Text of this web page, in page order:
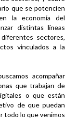
que se potencien
la economía del
distintas líneas
sectores,
vinculados a la
acompañar
que trabajan de
o que están
de que puedan
todo lo que venimos